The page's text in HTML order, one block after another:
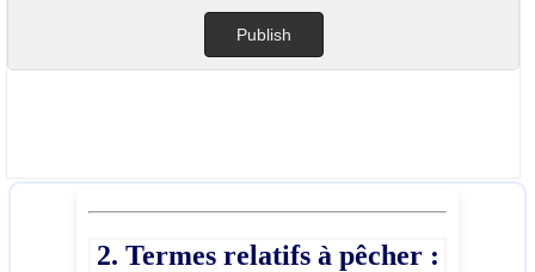
2. Termes relatifs à pêcher :